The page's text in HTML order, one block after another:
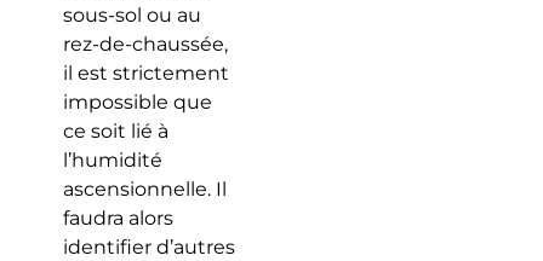
sous-sol ou au
rez-de-chaussée,
il est strictement
impossible que
ce soit lié à
l’humidité
ascensionnelle. Il
faudra alors
identifier d’autres